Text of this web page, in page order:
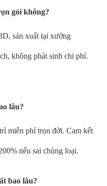
gói không?
sản xuất tại xưởng
không phát sinh chi phí.
lâu?
miễn phí trọn đời. Cam kết
nếu sai chủng loại.
bao lâu?